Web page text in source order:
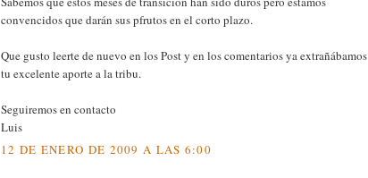
convencidos que darán sus pfrutos en el corto plazo.
Que gusto leerte de nuevo en los Post y en los comentarios ya extrañábamos
tu excelente aporte a la tribu.
Seguiremos en contacto
Luis
12 DE ENERO DE 2009 A LAS 6:00